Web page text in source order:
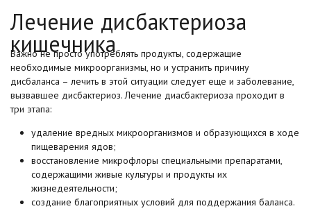
Лечение дисбактериоза
кишечника
Важно не просто употреблять продукты, содержащие
необходимые микроорганизмы, но и устранить причину
дисбаланса – лечить в этой ситуации следует еще и заболевание,
вызвавшее дисбактериоз. Лечение диасбактериоза проходит в
три этапа:
удаление вредных микроорганизмов и образующихся в ходе
пищеварения ядов;
восстановление микрофлоры специальными препаратами,
содержащими живые культуры и продукты их
жизнедеятельности;
создание благоприятных условий для поддержания баланса.